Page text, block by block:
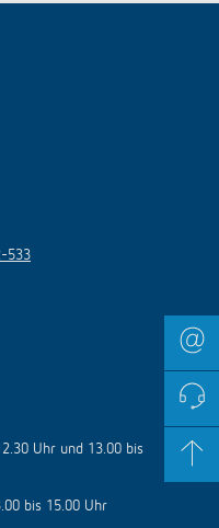
533
Uhr und 13.00 bis
bis 15.00 Uhr